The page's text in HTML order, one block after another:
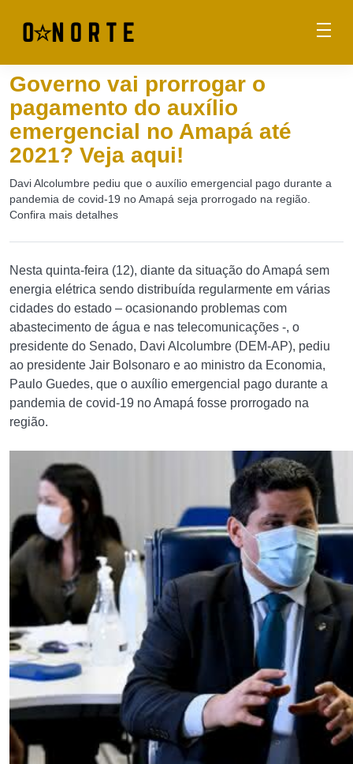
Governo vai prorrogar o
pagamento do auxílio
emergencial no Amapá até
2021? Veja aqui!
Davi Alcolumbre pediu que o auxílio emergencial pago durante a
pandemia de covid-19 no Amapá seja prorrogado na região.
Confira mais detalhes
Nesta quinta-feira (12), diante da situação do Amapá sem
energia elétrica sendo distribuída regularmente em várias
cidades do estado – ocasionando problemas com
abastecimento de água e nas telecomunicações -, o
presidente do Senado, Davi Alcolumbre (DEM-AP), pediu
ao presidente Jair Bolsonaro e ao ministro da Economia,
Paulo Guedes, que o auxílio emergencial pago durante a
pandemia de covid-19 no Amapá fosse prorrogado na
região.